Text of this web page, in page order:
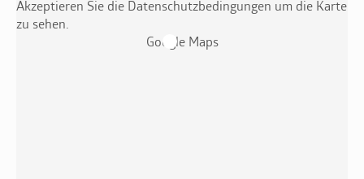
Akzeptieren Sie die Datenschutzbedingungen um die Karte
zu sehen.
Google Maps